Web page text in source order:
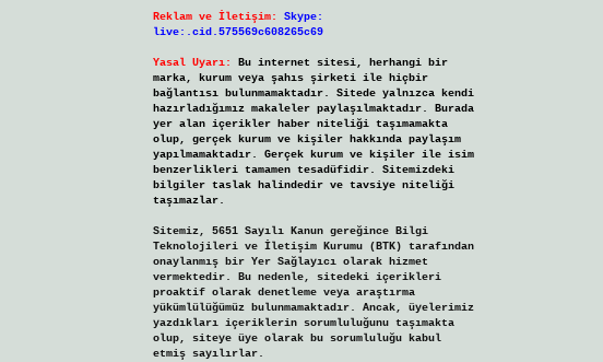
Reklam ve İletişim:
Skype:
live:.cid.575569c608265c69
Yasal Uyarı:
Bu internet sitesi, herhangi bir
marka, kurum veya şahıs şirketi ile hiçbir
bağlantısı bulunmamaktadır. Sitede yalnızca kendi
hazırladığımız makaleler paylaşılmaktadır. Burada
yer alan içerikler haber niteliği taşımamakta
olup, gerçek kurum ve kişiler hakkında paylaşım
yapılmamaktadır. Gerçek kurum ve kişiler ile isim
benzerlikleri tamamen tesadüfidir. Sitemizdeki
bilgiler taslak halindedir ve tavsiye niteliği
taşımazlar.
Sitemiz, 5651 Sayılı Kanun gereğince Bilgi
Teknolojileri ve İletişim Kurumu (BTK) tarafından
onaylanmış bir Yer Sağlayıcı olarak hizmet
vermektedir. Bu nedenle, sitedeki içerikleri
proaktif olarak denetleme veya araştırma
yükümlülüğümüz bulunmamaktadır. Ancak, üyelerimiz
yazdıkları içeriklerin sorumluluğunu taşımakta
olup, siteye üye olarak bu sorumluluğu kabul
etmiş sayılırlar.